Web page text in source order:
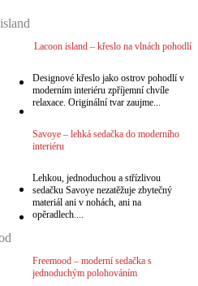
Lacoon island – křeslo na vlnách pohodlí
Designové křeslo jako ostrov pohodlí v
moderním interiéru zpříjemní chvíle
relaxace. Originální tvar zaujme...
Savoye – lehká sedačka do moderního
interiéru
Lehkou, jednoduchou a střízlivou
sedačku Savoye nezatěžuje zbytečný
materiál ani v nohách, ani na
opěradlech....
Freemood – moderní sedačka s
jednoduchým polohováním